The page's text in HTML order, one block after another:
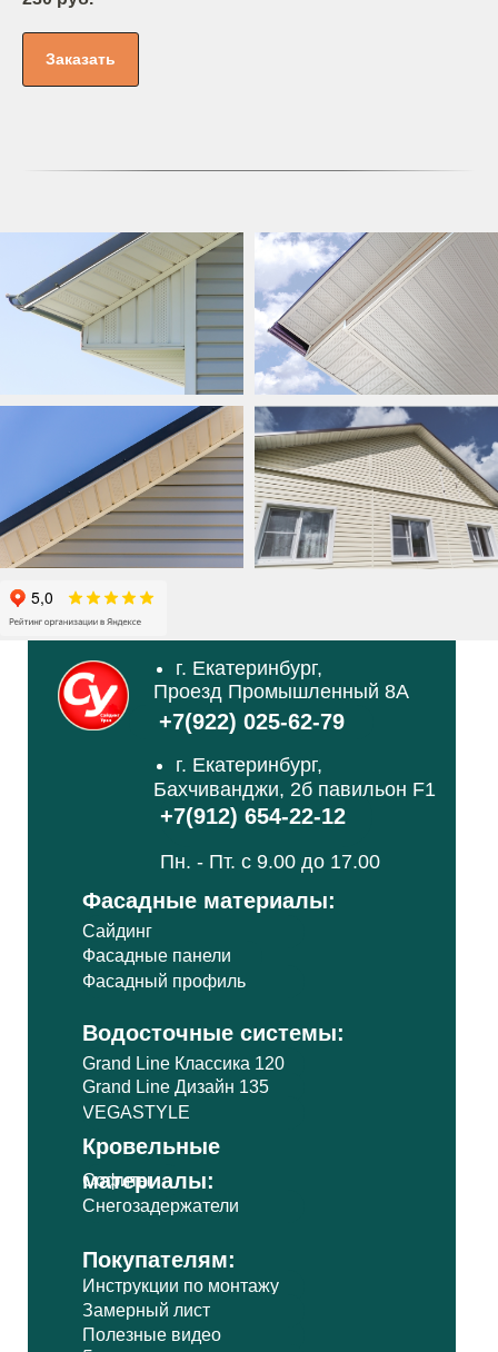
Заказать
Инструкции по монтажу
Полезные видео
Замерный лист
Снегозадержатели
Сайдинг
Фасадные панели
Фасадный профиль
Grand Line Классика 120
Grand Line Дизайн 135
VEGASTYLE
Софиты
Кровельные
материалы:
Покупателям:
Фасадные материалы:
Водосточные системы:
+7(922) 025-62-79
+7(912) 654-22-12
г. Екатеринбург,
Проезд Промышленный 8А
Пн. - Пт. с 9.00 до 17.00
г. Екатеринбург,
Бахчиванджи, 2б павильон F1